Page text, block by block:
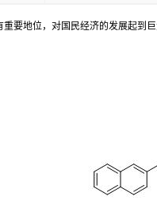
要地位，对国民经济的发展起到